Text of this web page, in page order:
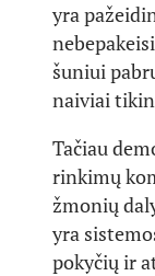
yra
šuniui
naiviai
Tačiau
rinkimų
žmonių
yra
pokyčių ir